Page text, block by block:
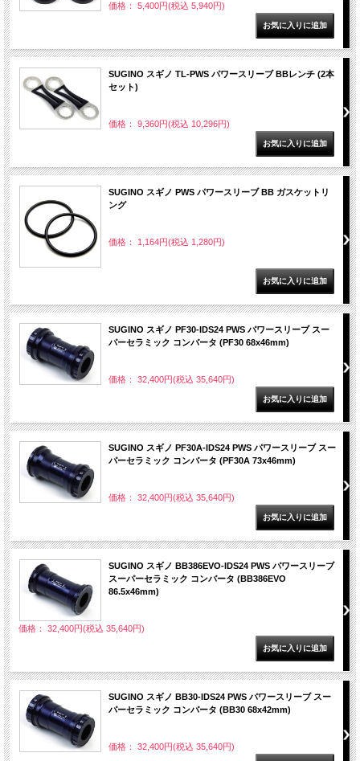
価格： 5,400円(税込 5,940円)
SUGINO スギノ TL-PWS パワースリーブ BBレンチ (2本
セット)
価格： 9,360円(税込 10,296円)
SUGINO スギノ PWS パワースリーブ BB ガスケットリ
ング
価格： 1,164円(税込 1,280円)
SUGINO スギノ PF30-IDS24 PWS パワースリーブ スー
パーセラミック コンバータ (PF30 68x46mm)
価格： 32,400円(税込 35,640円)
SUGINO スギノ PF30A-IDS24 PWS パワースリーブ スー
パーセラミック コンバータ (PF30A 73x46mm)
価格： 32,400円(税込 35,640円)
SUGINO スギノ BB386EVO-IDS24 PWS パワースリーブ
スーパーセラミック コンバータ (BB386EVO
86.5x46mm)
価格： 32,400円(税込 35,640円)
SUGINO スギノ BB30-IDS24 PWS パワースリーブ スー
パーセラミック コンバータ (BB30 68x42mm)
価格： 32,400円(税込 35,640円)